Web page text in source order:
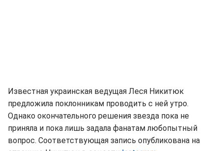
Известная украинская ведущая Леся Никитюк
предложила поклонникам проводить с ней утро.
Однако окончательного решения звезда пока не
приняла и пока лишь задала фанатам любопытный
вопрос. Соответствующая запись опубликована на